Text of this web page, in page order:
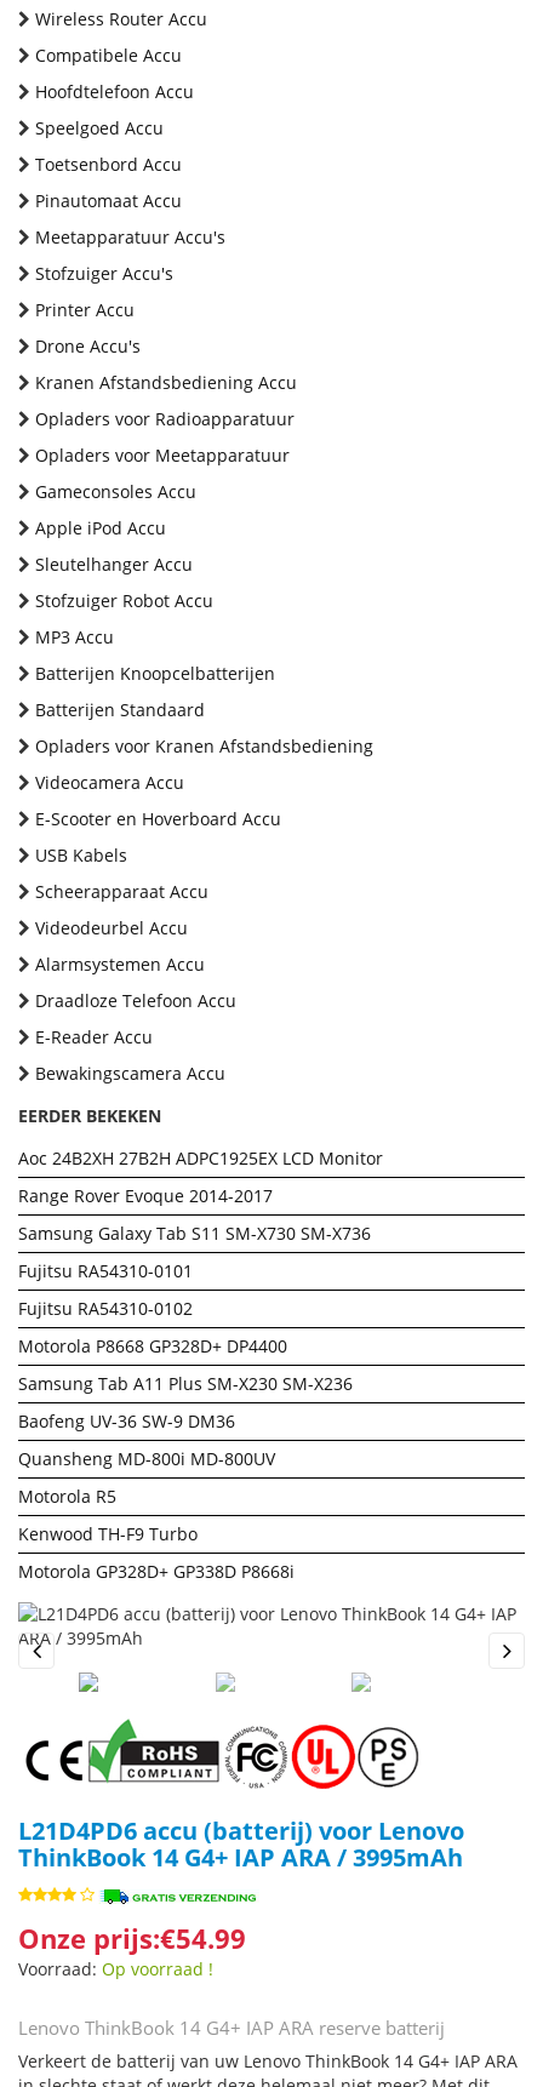
Wireless Router Accu
Compatibele Accu
Hoofdtelefoon Accu
Speelgoed Accu
Toetsenbord Accu
Pinautomaat Accu
Meetapparatuur Accu's
Stofzuiger Accu's
Printer Accu
Drone Accu's
Kranen Afstandsbediening Accu
Opladers voor Radioapparatuur
Opladers voor Meetapparatuur
Gameconsoles Accu
Apple iPod Accu
Sleutelhanger Accu
Stofzuiger Robot Accu
MP3 Accu
Batterijen Knoopcelbatterijen
Batterijen Standaard
Opladers voor Kranen Afstandsbediening
Videocamera Accu
E-Scooter en Hoverboard Accu
USB Kabels
Scheerapparaat Accu
Videodeurbel Accu
Alarmsystemen Accu
Draadloze Telefoon Accu
E-Reader Accu
Bewakingscamera Accu
EERDER BEKEKEN
Aoc 24B2XH 27B2H ADPC1925EX LCD Monitor
Range Rover Evoque 2014-2017
Samsung Galaxy Tab S11 SM-X730 SM-X736
Fujitsu RA54310-0101
Fujitsu RA54310-0102
Motorola P8668 GP328D+ DP4400
Samsung Tab A11 Plus SM-X230 SM-X236
Baofeng UV-36 SW-9 DM36
Quansheng MD-800i MD-800UV
Motorola R5
Kenwood TH-F9 Turbo
Motorola GP328D+ GP338D P8668i
Previous
L21D4PD6 accu (batterij) voor Lenovo
ThinkBook 14 G4+ IAP ARA / 3995mAh
Onze prijs:€54.99
Voorraad: Op voorraad !
Lenovo ThinkBook 14 G4+ IAP ARA reserve batterij
Verkeert de batterij van uw Lenovo ThinkBook 14 G4+ IAP ARA